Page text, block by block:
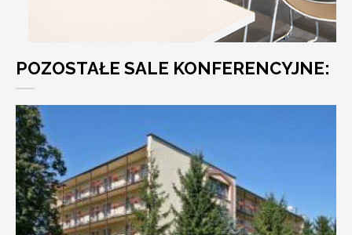
POZOSTAŁE SALE KONFERENCYJNE: